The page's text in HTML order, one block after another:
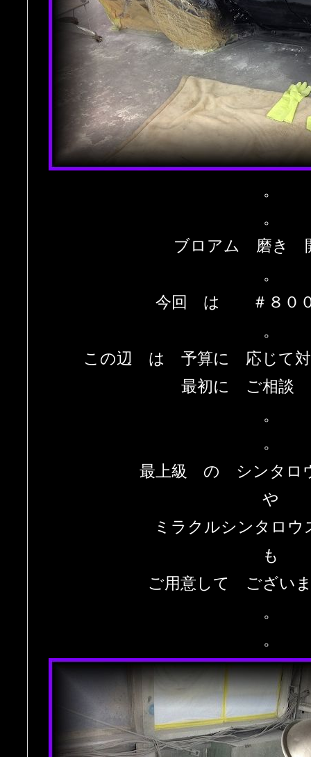
。
。
ブロアム 磨き
。
今回 は ＃８００
。
この辺 は 予算に 応じて
最初に ご相談
。
。
最上級 の シンタロ
や
ミラクルシンタロウ
も
ご用意して ござい
。
。